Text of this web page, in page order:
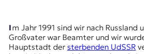
s
u
n
d
Im Jahr 1991 sind wir nach Russland umgesiedelt. Mein
Großvater war Beamter und wir
Hauptstadt der sterbenden UdSSR